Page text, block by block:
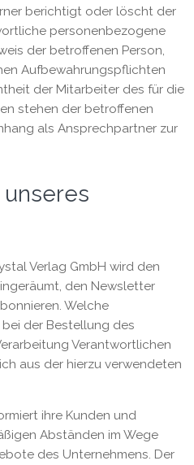
berichtigt oder löscht der
personenbezogene
der betroffenen Person,
Aufbewahrungspflichten
der Mitarbeiter des für die
stehen der betroffenen
als Ansprechpartner zur
Verlag GmbH wird den
den Newsletter
Welche
der Bestellung des
Verantwortlichen
aus der hierzu verwendeten
ihre Kunden und
Abständen im Wege
des Unternehmens. Der